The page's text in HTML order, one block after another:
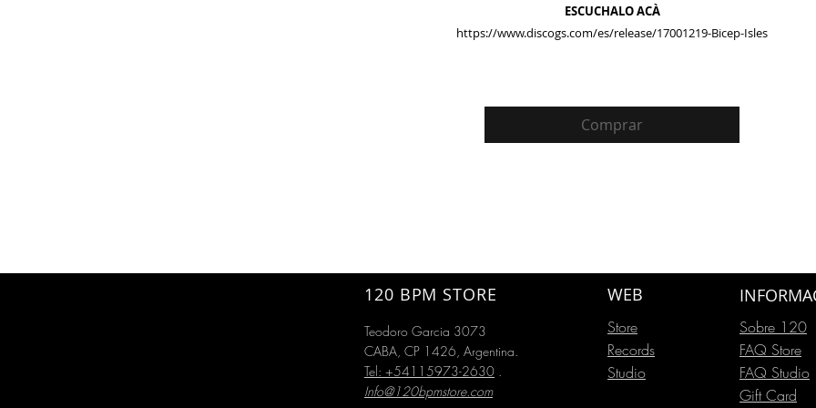
ESCUCHALO ACÀ
https://www.discogs.com/es/release/17001219-Bicep-Isles
Comprar
120 BPM STORE
Teodoro Garcia 3073
CABA, CP 1426, Argentina.
Tel: +54115973-2630 .
Info@120bpmstore.com
WEB
Store
Records
Studio
Sobre 120
FAQ Store
FAQ Studio
Gift Card